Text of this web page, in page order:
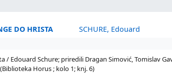
DO HRISTA SCHURE, Edouard
/ Edouard Schure; priredili Dragan Simović, Tomislav
Horus ; kolo 1; knj. 6)